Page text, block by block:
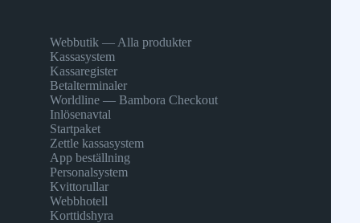
Webbutik — Alla produkter
Kassasystem
Kassaregister
Betalterminaler
Worldline — Bambora Checkout
Inlösenavtal
Startpaket
Zettle kassasystem
App beställning
Personalsystem
Kvittorullar
Webbhotell
Korttidshyra